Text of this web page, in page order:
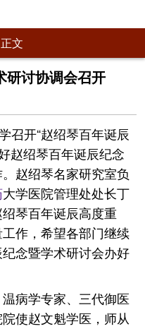
正文
研讨协调会召开
召开“赵绍琴百年诞辰
赵绍琴百年诞辰纪念
赵绍琴名家研究室负
大学医院管理处处长丁
琴百年诞辰高度重
作，希望各部门继续
念暨学术研讨会办好
病学专家、三代御医
使赵文魁学医，师从